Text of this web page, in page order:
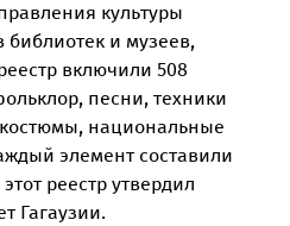
культуры
библиотек и музеев,
включили 508
песни, техники
национальные
элемент составили
реестр утвердил
Гагаузии.